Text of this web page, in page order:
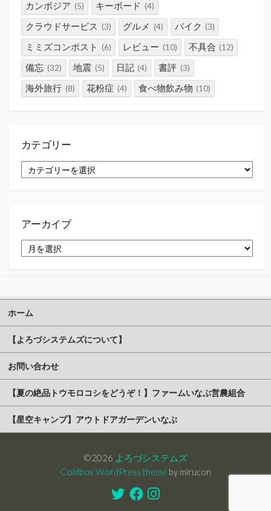
カンボジア (5) キーボード (4)
クラウドサービス (3) グルメ (4) バイク (3)
ミミズコンポスト (6) レビュー (10) 不具合 (12)
備忘 (32) 地震 (5) 日記 (4) 書評 (3)
海外旅行 (8) 花粉症 (4) 食べ物飲み物 (10)
カテゴリー
テ
アーカイブ
ー
ホーム
【よろづシステムズについて】
お問い合わせ
【夏の絶品トウモロコシをどうぞ！】ファームいなぶ営農組合
【星空キャンプ】アウトドアガーデンいなぶ
©2026 よろづシステムズ
Coldbox WordPress theme by mirucon
TwitterFacebookInstagram